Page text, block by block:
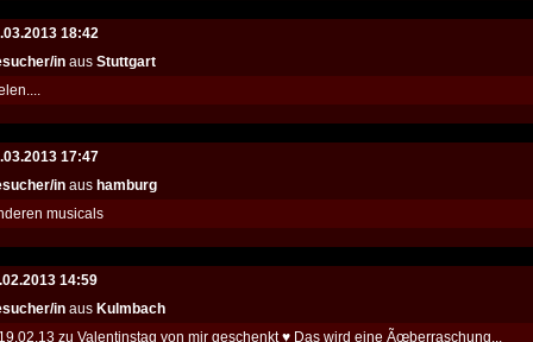
18:42
in aus Stuttgart
17:47
in aus hamburg
musicals
14:59
in aus Kulmbach
zu Valentinstag von mir geschenkt ♥ Das wird eine Ãœberraschung...